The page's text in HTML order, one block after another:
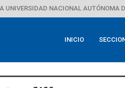
UNIVERSIDAD NACIONAL AUTÓNOMA
INICIO